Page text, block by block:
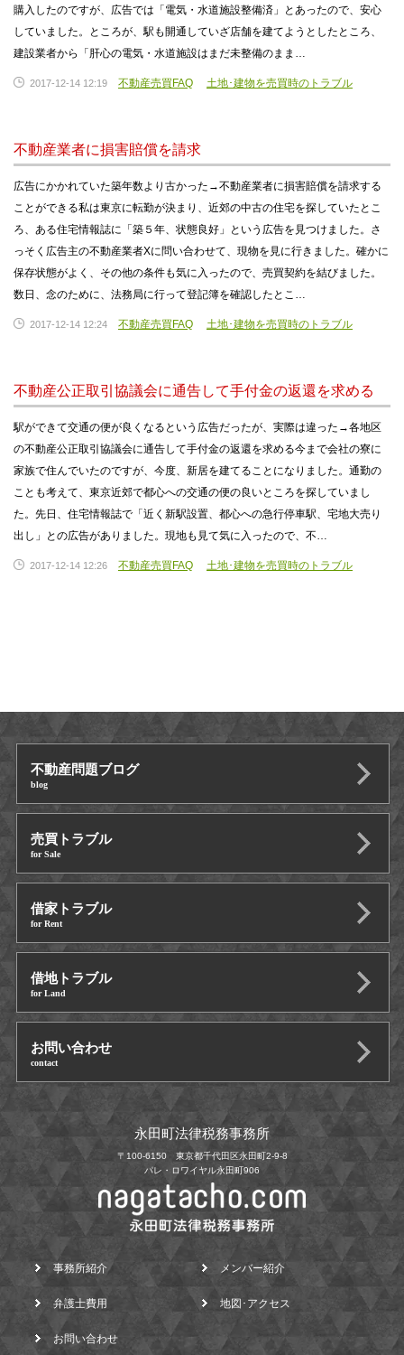
購入したのですが、広告では「電気・水道施設整備済」とあったので、安心
していました。ところが、駅も開通していざ店舗を建てようとしたところ、
建設業者から「肝心の電気・水道施設はまだ未整備のまま…
2017-12-14 12:19 不動産売買FAQ 土地･建物を売買時のトラブル
不動産業者に損害賠償を請求
広告にかかれていた築年数より古かった→不動産業者に損害賠償を請求する
ことができる私は東京に転勤が決まり、近郊の中古の住宅を探していたとこ
ろ、ある住宅情報誌に「築５年、状態良好」という広告を見つけました。さ
っそく広告主の不動産業者Xに問い合わせて、現物を見に行きました。確かに
保存状態がよく、その他の条件も気に入ったので、売買契約を結びました。
数日、念のために、法務局に行って登記簿を確認したとこ…
2017-12-14 12:24 不動産売買FAQ 土地･建物を売買時のトラブル
不動産公正取引協議会に通告して手付金の返還を求める
駅ができて交通の便が良くなるという広告だったが、実際は違った→各地区
の不動産公正取引協議会に通告して手付金の返還を求める今まで会社の寮に
家族で住んでいたのですが、今度、新居を建てることになりました。通勤の
ことも考えて、東京近郊で都心への交通の便の良いところを探していまし
た。先日、住宅情報誌で「近く新駅設置、都心への急行停車駅、宅地大売り
出し」との広告がありました。現地も見て気に入ったので、不…
2017-12-14 12:26 不動産売買FAQ 土地･建物を売買時のトラブル
不動産問題ブログ
blog
売買トラブル
for Sale
借家トラブル
for Rent
借地トラブル
for Land
お問い合わせ
contact
永田町法律税務事務所
〒100-6150 東京都千代田区永田町2-9-8
パレ・ロワイヤル永田町906
事務所紹介 メンバー紹介
弁護士費用 地図･アクセス
お問い合わせ